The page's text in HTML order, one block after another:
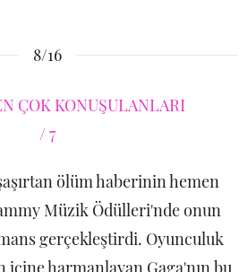
8/16
ölüm haberinin hemen
Müzik Ödülleri'nde onun
gerçekleştirdi. Oyunculuk